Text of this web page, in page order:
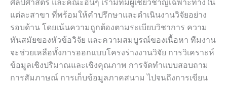
ศิลปศาสตร์ และคณะอื่นๆ เรามีทีมผู้เชี่ยวชาญเฉพาะทางใน
แต่ละสาขา ที่พร้อมให้คำปรึกษาและดำเนินงานวิจัยอย่าง
รอบด้าน โดยเน้นความถูกต้องตามระเบียบวิชาการ ความ
ทันสมัยของหัวข้อวิจัย และความสมบูรณ์ของเนื้อหา ทีมงาน
จะช่วยเหลือทั้งการออกแบบโครงร่างงานวิจัย การวิเคราะห์
ข้อมูลเชิงปริมาณและเชิงคุณภาพ การจัดทำแบบสอบถาม
การสัมภาษณ์ การเก็บข้อมูลภาคสนาม ไปจนถึงการเขียน